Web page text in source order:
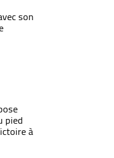
son
pied
à